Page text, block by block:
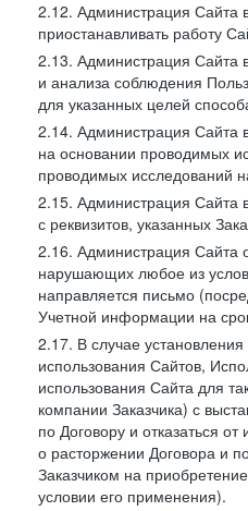
2.12. Администрация Сайта
приостанавливать работу
2.13. Администрация Сайта
и анализа соблюдения
для указанных целей
2.14. Администрация Сайта
на основании проводимых
проводимых исследований
2.15. Администрация Сайта
с реквизитов, указанных
2.16. Администрация Сайта
нарушающих любое из
направляется письмо
Учетной информации на
2.17. В случае
использования Сайтов,
использования Сайта для
компании Заказчика) с
по Договору и отказаться
о расторжении Договора и
Заказчиком на
условии его применения).